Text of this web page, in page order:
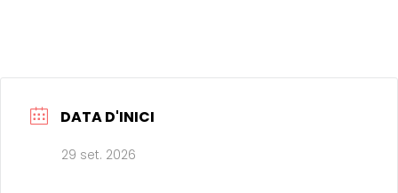
DATA D'INICI
29 set. 2026